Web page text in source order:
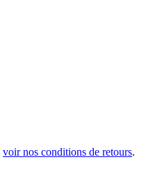
voir nos conditions de retours.